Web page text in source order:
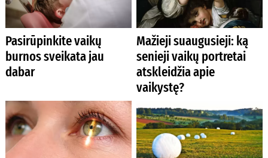
Pasirūpinkite vaikų
burnos sveikata jau
dabar
Mažieji suaugusieji: ką
senieji vaikų portretai
atskleidžia apie
vaikystę?